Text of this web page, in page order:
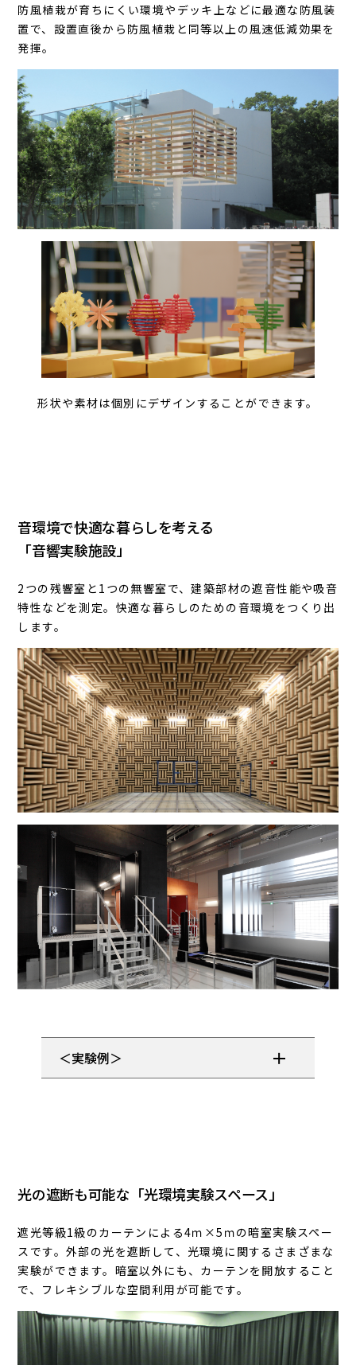
防風植栽が育ちにくい環境やデッキ上などに最適な防風装
置で、設置直後から防風植栽と同等以上の風速低減効果を
発揮。
形状や素材は個別にデザインすることができます。
音環境で快適な暮らしを考える
「音響実験施設」
2つの残響室と1つの無響室で、建築部材の遮音性能や吸音
特性などを測定。快適な暮らしのための音環境をつくり出
します。
＜実験例＞
光の遮断も可能な「光環境実験スペース」
遮光等級1級のカーテンによる4ｍ×5ｍの暗室実験スペー
スです。外部の光を遮断して、光環境に関するさまざまな
実験ができます。暗室以外にも、カーテンを開放すること
で、フレキシブルな空間利用が可能です。